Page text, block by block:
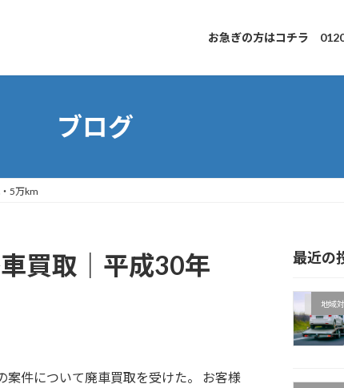
お急ぎの方はコチラ
ブログ
5万km
買取｜平成30年
件について廃車買取を受けた。 お客様
最近の
地域